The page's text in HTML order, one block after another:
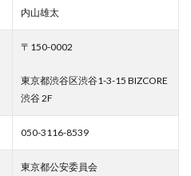
内山雄太
〒150-0002
東京都渋谷区渋谷1-3-15 BIZCORE
渋谷 2F
050-3116-8539
東京都公安委員会